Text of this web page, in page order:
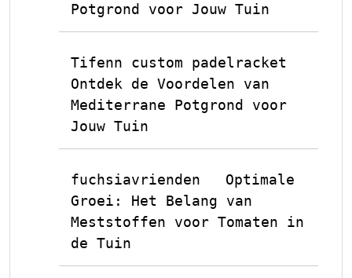
Potgrond voor Jouw Tuin
Tifenn custom padelracket
Ontdek de Voordelen van
Mediterrane Potgrond voor
Jouw Tuin
fuchsiavrienden
Optimale
Groei: Het Belang van
Meststoffen voor Tomaten in
de Tuin